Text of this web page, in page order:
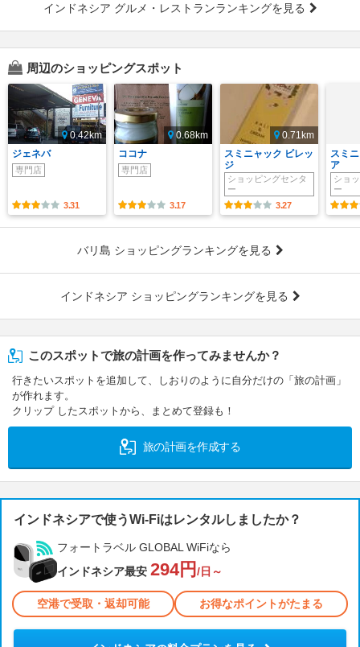
インドネシア グルメ・レストランランキングを見る
周辺のショッピングスポット
0.42km
ジェネバ
専門店
3.31
0.68km
ココナ
専門店
3.17
0.71km
スミニャック ビレッ
ジ
ショッピングセンタ
ー
3.27
スミ
ア
ショ
ー
バリ島 ショッピングランキングを見る
インドネシア ショッピングランキングを見る
このスポットで旅の計画を作ってみませんか？
行きたいスポットを追加して、しおりのように自分だけの「旅の計画」
が作れます。
クリップ したスポットから、まとめて登録も！
旅の計画を作成する
インドネシアで使うWi-Fiはレンタルしましたか？
フォートラベル GLOBAL WiFiなら
インドネシア最安 294円 /日～
空港で受取・返却可能 お得なポイントがたまる